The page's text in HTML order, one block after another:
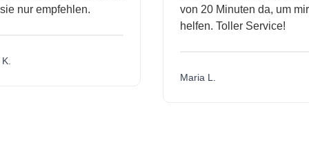
nur empfehlen.
von 20 Minuten da, um mir
helfen. Toller Service!
Maria L.